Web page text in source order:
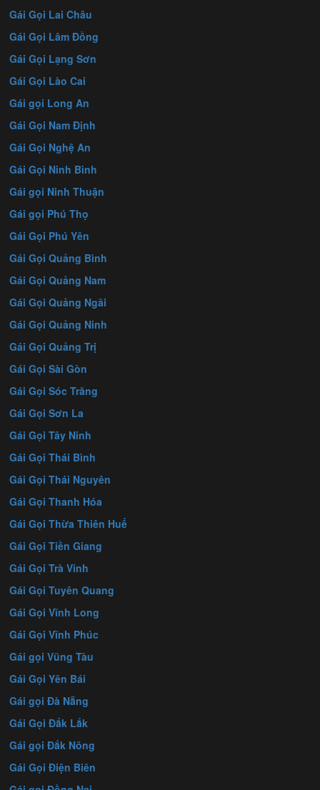
Gái Gọi Lai Châu
Gái Gọi Lâm Đồng
Gái Gọi Lạng Sơn
Gái Gọi Lào Cai
Gái gọi Long An
Gái Gọi Nam Định
Gái Gọi Nghệ An
Gái Gọi Ninh Bình
Gái gọi Ninh Thuận
Gái gọi Phú Thọ
Gái Gọi Phú Yên
Gái Gọi Quảng Bình
Gái Gọi Quảng Nam
Gái Gọi Quảng Ngãi
Gái Gọi Quảng Ninh
Gái Gọi Quảng Trị
Gái Gọi Sài Gòn
Gái Gọi Sóc Trăng
Gái Gọi Sơn La
Gái Gọi Tây Ninh
Gái Gọi Thái Bình
Gái Gọi Thái Nguyên
Gái Gọi Thanh Hóa
Gái Gọi Thừa Thiên Huế
Gái Gọi Tiền Giang
Gái Gọi Trà Vinh
Gái Gọi Tuyên Quang
Gái Gọi Vĩnh Long
Gái Gọi Vĩnh Phúc
Gái gọi Vũng Tàu
Gái Gọi Yên Bái
Gái gọi Đà Nẵng
Gái Gọi Đắk Lắk
Gái gọi Đắk Nông
Gái Gọi Điện Biên